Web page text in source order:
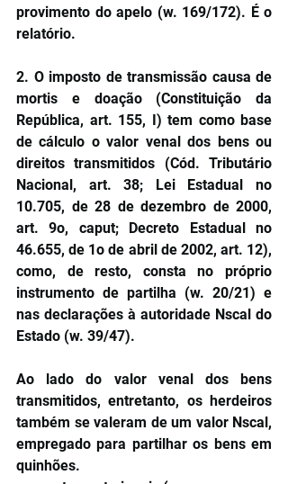
provimento do apelo (w. 169/172). É o
relatório.
2. O imposto de transmissão causa de
mortis e doação (Constituição da
República, art. 155, I) tem como base
de cálculo o valor venal dos bens ou
direitos transmitidos (Cód. Tributário
Nacional, art. 38; Lei Estadual no
10.705, de 28 de dezembro de 2000,
art. 9o, caput; Decreto Estadual no
46.655, de 1o de abril de 2002, art. 12),
como, de resto, consta no próprio
instrumento de partilha (w. 20/21) e
nas declarações à autoridade Nscal do
Estado (w. 39/47).
Ao lado do valor venal dos bens
transmitidos, entretanto, os herdeiros
também se valeram de um valor Nscal,
empregado para partilhar os bens em
quinhões.